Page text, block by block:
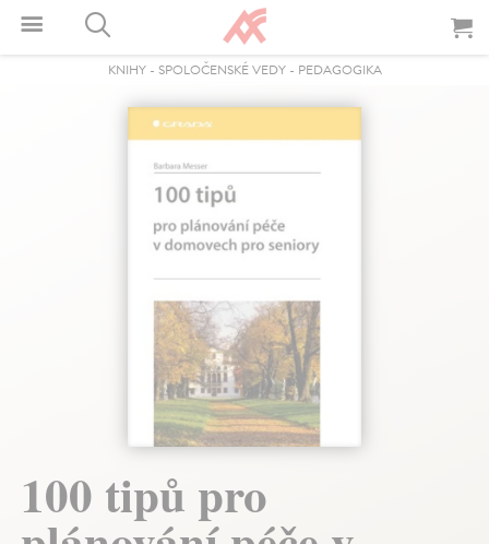
KNIHY- SPOLOČENSKÉ VEDY- PEDAGOGIKA
100 tipů pro